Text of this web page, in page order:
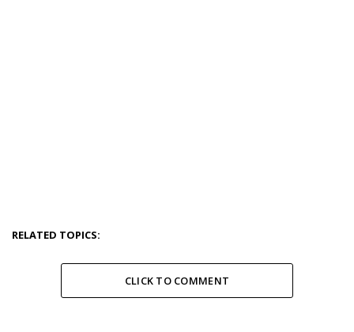
RELATED TOPICS:
CLICK TO COMMENT